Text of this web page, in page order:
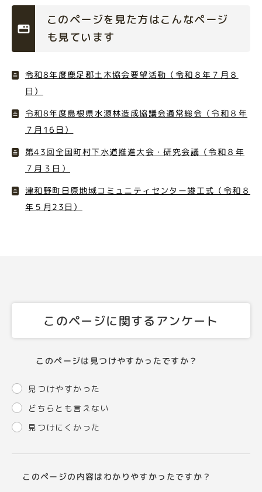
このページを見た方はこんなページ
も見ています
令和8年度鹿足郡土木協会要望活動（令和８年７月８
日）
令和8年度島根県水源林造成協議会通常総会（令和８年
７月16日）
第43回全国町村下水道推進大会・研究会議（令和８年
７月３日）
津和野町日原地域コミュニティセンター竣工式（令和８
年５月23日）
このページに関するアンケート
このページは見つけやすかったですか？
見つけやすかった
どちらとも言えない
見つけにくかった
このページの内容はわかりやすかったですか？